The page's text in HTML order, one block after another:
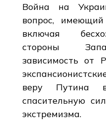
Война на
вопрос,
включая
стороны
зависимость от
веру Путина
спасительную
экстремизма.